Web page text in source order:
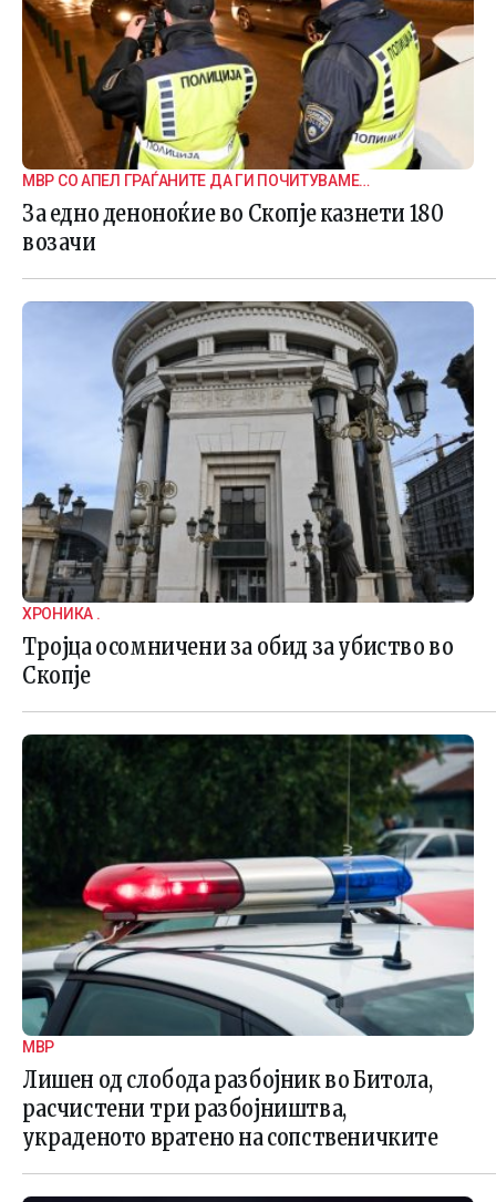
МВР СО АПЕЛ ГРАЃАНИТЕ ДА ГИ ПОЧИТУВАМЕ
СООБРАЌАЈНИТЕ ПРАВИЛА
За едно деноноќие во Скопје казнети 180
возачи
ХРОНИКА .
Тројца осомничени за обид за убиство во
Скопје
МВР
Лишен од слобода разбојник во Битола,
расчистени три разбојништва,
украденото вратено на сопственичките